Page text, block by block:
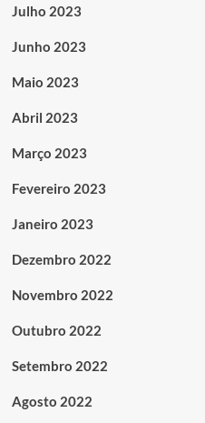
Julho 2023
Junho 2023
Maio 2023
Abril 2023
Março 2023
Fevereiro 2023
Janeiro 2023
Dezembro 2022
Novembro 2022
Outubro 2022
Setembro 2022
Agosto 2022